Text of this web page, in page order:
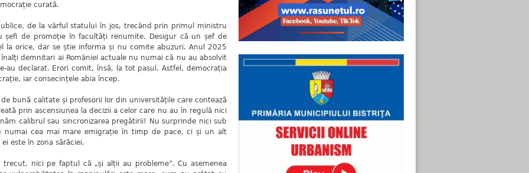
curată.
de la vârful statului în jos, trecând prin primul ministru
de promoție în facultăți renumite. Desigur că un șef de
la orice, dar se știe informa și nu comite abuzuri. Anul 2025
demnitari ai României actuale nu numai că nu au absolvit
au declarat. Erori comit, însă, la tot pasul. Astfel, democrația
iar consecințele abia încep.
bună calitate și profesorii lor din universitățile care contează
prin ascensiunea la decizii a celor care nu au în regulă nici
calibrul sau sincronizarea pregătirii! Nu surprinde nici sub
numai cea mai mare emigrație în timp de pace, ci și un alt
este în zona sărăciei.
nici pe faptul că „și alții au probleme”. Cu asemenea